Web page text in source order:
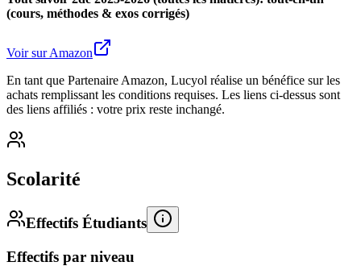
(cours, méthodes & exos corrigés)
Voir sur Amazon
En tant que Partenaire Amazon, Lucyol réalise un bénéfice sur les
achats remplissant les conditions requises. Les liens ci-dessus sont
des liens affiliés : votre prix reste inchangé.
Scolarité
Effectifs Étudiants
Effectifs par niveau